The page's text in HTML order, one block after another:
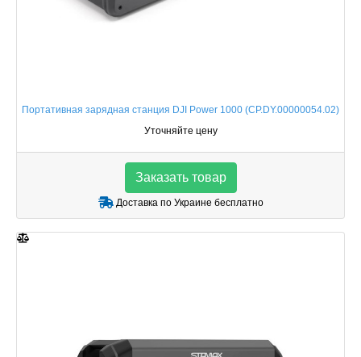
Портативная зарядная станция DJI Power 1000 (CP.DY.00000054.02)
Уточняйте цену
Заказать товар
Доставка по Украине бесплатно